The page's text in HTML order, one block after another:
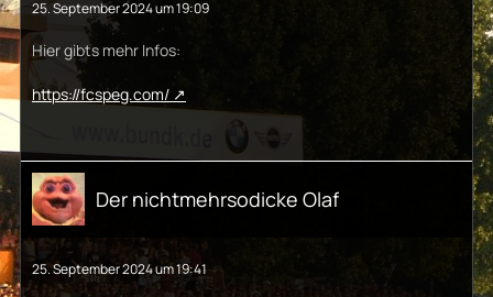
25. September 2024 um 19:09
Hier gibts mehr Infos:
https://fcspeg.com/
Der nichtmehrsodicke Olaf
25. September 2024 um 19:41